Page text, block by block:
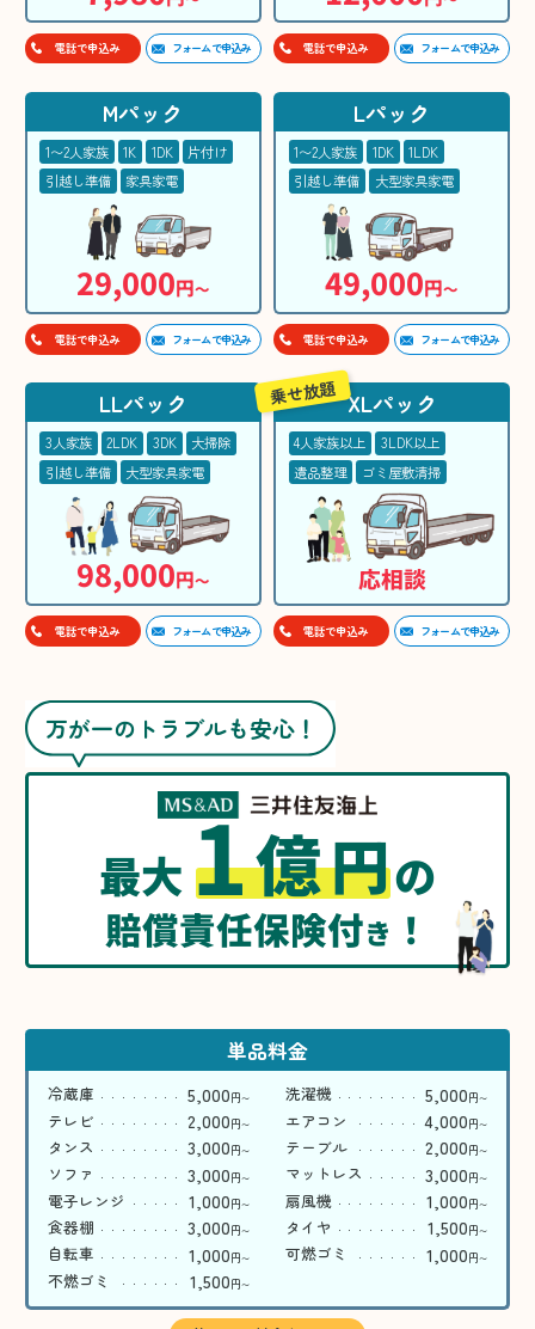
電話で申込み フォームで申込み 電話で申込み フォームで申込み
Mパック
1〜2人家族 1K 1DK
片付け
引越し準備
家具家電
29,000円〜
電話で申込み フォームで申込み
Lパック
1〜2人家族 1DK
1LDK
引越し準備
大型家具家電
49,000円〜
電話で申込み フォームで申込み
LLパック
3人家族 2LDK 3DK
大掃除
引越し準備
大型家具家電
98,000円〜
電話で申込み フォームで申込み
XLパック
4人家族以上
3LDK以上
遺品整理
ゴミ屋敷清掃
応相談
乗せ放題
電話で申込み フォームで申込み
万が一のトラブルも安心！
最大1億円の
賠償責任保険付き ！
単品料金
冷蔵庫 5,000円〜 洗濯機 5,000円〜
テレビ 2,000円〜 エアコン 4,000円〜
タンス 3,000円〜 テーブル 2,000円〜
ソファ 3,000円〜 マットレス 3,000円〜
電子レンジ 1,000円〜 扇風機 1,000円〜
食器棚 3,000円〜 タイヤ 1,500円〜
自転車 1,000円〜 可燃ゴミ 1,000円〜
不燃ゴミ 1,500円〜